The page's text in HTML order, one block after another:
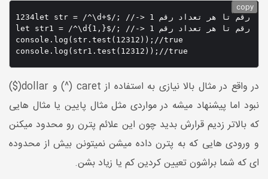
1234let str = /^\d+$/; //-> 1 رقم تا هر تعداد رقم
let str1 = /^\d{1,}$/; //-> 1 رقم تا هر تعداد رقم
console.log(str.test(12312));//true
console.log(str1.test(12312));//true
copy
در واقع در مثال بالا نیازی به استفاده از caret (^) و dollar($)
نبود اما پیشنهاد میشه در مواردی مثل مثال پایین یا مثال هایی
که بالاتر زدیم قرارش بدید چون این علائم پترن رو محدود میکنن
و ورودی هایی که به پترن داده میشن نمیتونن بیش از محدوده
ای که شما براشون تعیین کردین کم یا زیاد بشن.